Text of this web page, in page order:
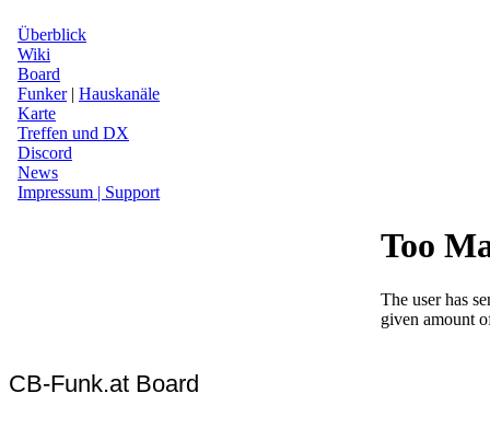
Überblick
Wiki
Board
Funker| Hauskanäle
Karte
Treffen und DX
Discord
News
Impressum | Support
CB-Funk.at Board